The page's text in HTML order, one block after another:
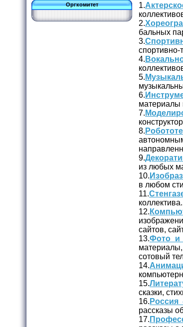
Оргкомитет
1.
2.
бальных
3.
спортивно-
4.
5.
6.
материалы
7.
8.
9.
из любых
10.
в любом
11.
коллектива.
12.
сайтов,
13.Фото и
сотовый
14.
15.
сказки,
16. Россия
рассказы
17.